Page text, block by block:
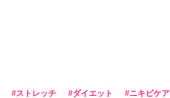
ストレッチ ダイエット ニキビケア